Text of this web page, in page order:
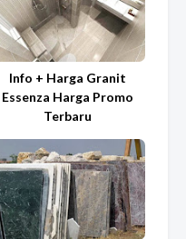
Info + Harga Granit
Essenza Harga Promo
Terbaru